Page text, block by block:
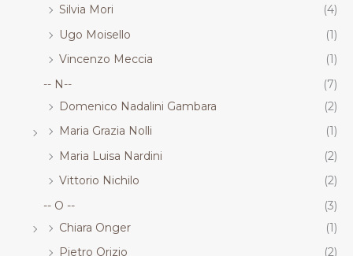
Silvia Mori
(4)
Ugo Moisello
(1)
Vincenzo Meccia
(1)
-- N--
(7)
Domenico Nadalini Gambara
(2)
Maria Grazia Nolli
(1)
Maria Luisa Nardini
(2)
Vittorio Nichilo
(2)
-- O --
(3)
Chiara Onger
(1)
Pietro Orizio
(2)